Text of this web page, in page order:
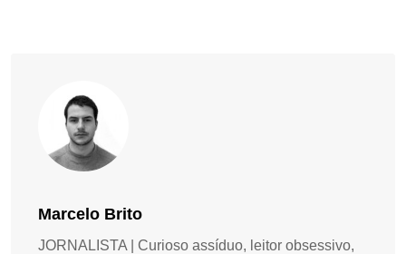
Marcelo Brito
JORNALISTA | Curioso assíduo, leitor obsessivo,